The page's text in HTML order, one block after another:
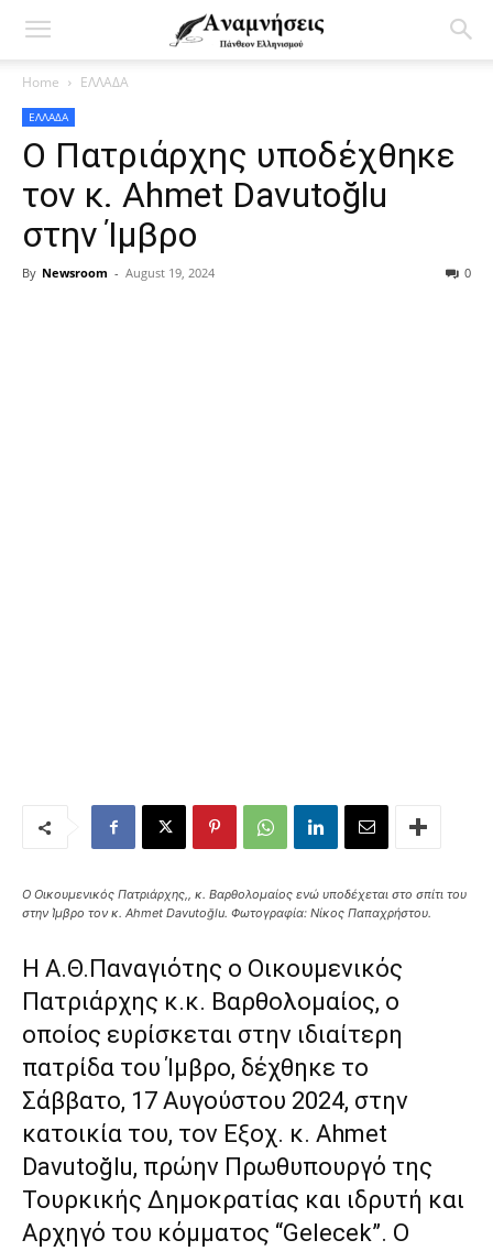
Home ΕΛΛΑΔΑ
ΕΛΛΑΔΑ
Ο Πατριάρχης υποδέχθηκε
τον κ. Ahmet Davutoğlu
στην Ίμβρο
By Newsroom - August 19, 2024 0
Ο Οικουμενικός Πατριάρχης,, κ. Βαρθολομαίος ενώ υποδέχεται στο σπίτι του
στην Ίμβρο τον κ. Ahmet Davutoğlu. Φωτογραφία: Νίκος Παπαχρήστου.
H Α.Θ.Παναγιότης ο Οικουμενικός
Πατριάρχης κ.κ. Βαρθολομαίος, ο
οποίος ευρίσκεται στην ιδιαίτερη
πατρίδα του Ίμβρο, δέχθηκε το
Σάββατο, 17 Αυγούστου 2024, στην
κατοικία του, τον Εξοχ. κ. Ahmet
Davutoğlu, πρώην Πρωθυπουργό της
Τουρκικής Δημοκρατίας και ιδρυτή και
Αρχηγό του κόμματος “Gelecek”. Ο